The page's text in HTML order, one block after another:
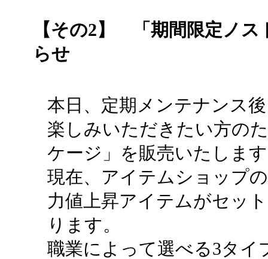
【その2】 「期間限定ノ
らせ
本日、定期メンテナンス
楽しみいただきたい方の
ケージ」を販売いたしま
現在、アイテムショップ
力値上昇アイテムがセッ
ります。
職業によって選べる3タイ